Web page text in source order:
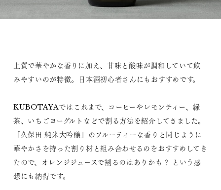
上質で華やかな香りに加え、甘味と酸味が調和していて飲
みやすいのが特徴。日本酒初心者さんにもおすすめです。
KUBOTAYAではこれまで、コーヒーやレモンティー、緑
茶、いちごヨーグルトなどで割る方法を紹介してきました。
「久保田 純米大吟醸」のフルーティーな香りと同じように
華やかさを持った割り材と組み合わせるのをおすすめしてき
たので、オレンジジュースで割るのはありかも？ という感
想にも納得です。